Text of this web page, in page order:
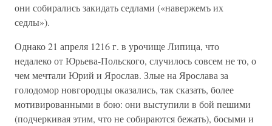
они собирались закидать седлами («навержемъ их
седлы»).
Однако 21 апреля 1216 г. в урочище Липица, что
недалеко от Юрьева-Польского, случилось совсем не то, о
чем мечтали Юрий и Ярослав. Злые на Ярослава за
голодомор новгородцы оказались, так сказать, более
мотивированными в бою: они выступили в бой пешими
(подчеркивая этим, что не собираются бежать), босыми и